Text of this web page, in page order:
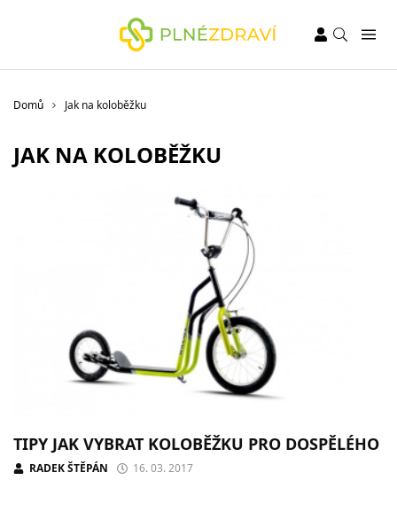
Domů Jak na koloběžku
JAK NA KOLOBĚŽKU
TIPY JAK VYBRAT KOLOBĚŽKU PRO DOSPĚLÉHO
RADEK ŠTĚPÁN 16. 03. 2017